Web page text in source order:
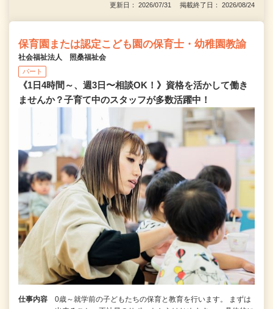
更新日： 2026/07/31 掲載終了日： 2026/08/24
保育園または認定こども園の保育士・幼稚園教諭
社会福祉法人 照桑福祉会
パート
《1日4時間～、週3日〜相談OK！》資格を活かして働き
ませんか？子育て中のスタッフが多数活躍中！
仕事内容
0歳～就学前の子どもたちの保育と教育を行います。 まずは